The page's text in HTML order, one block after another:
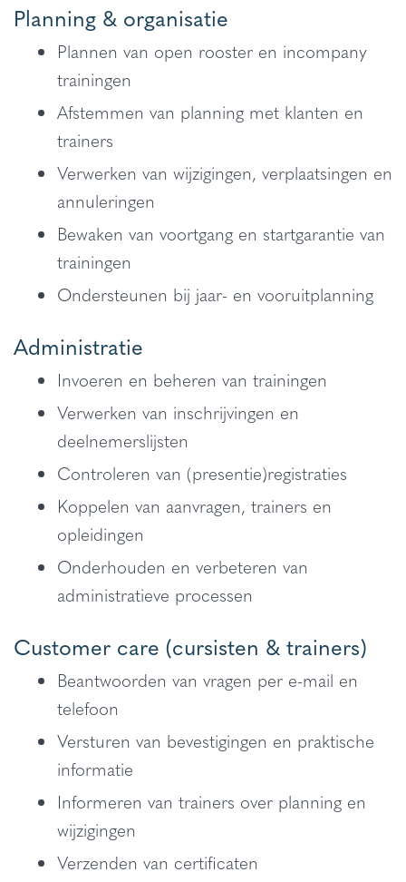
Planning & organisatie
Plannen van open rooster en incompany
trainingen
Afstemmen van planning met klanten en
trainers
Verwerken van wijzigingen, verplaatsingen en
annuleringen
Bewaken van voortgang en startgarantie van
trainingen
Ondersteunen bij jaar- en vooruitplanning
Administratie
Invoeren en beheren van trainingen
Verwerken van inschrijvingen en
deelnemerslijsten
Controleren van (presentie)registraties
Koppelen van aanvragen, trainers en
opleidingen
Onderhouden en verbeteren van
administratieve processen
Customer care (cursisten & trainers)
Beantwoorden van vragen per e-mail en
telefoon
Versturen van bevestigingen en praktische
informatie
Informeren van trainers over planning en
wijzigingen
Verzenden van certificaten